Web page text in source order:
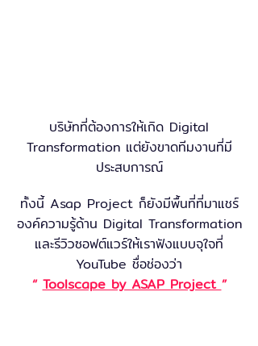
บริษัทที่ต้องการให้เกิด Digital
Transformation แต่ยังขาดทีมงานที่มี
ประสบการณ์
ทั้งนี้ Asap Project ก็ยังมีพื้นที่ที่มาแชร์
องค์ความรู้ด้าน Digital Transformation
และรีวิวซอฟต์แวร์ให้เราฟังแบบจุใจที่
YouTube ชื่อช่องว่า
“Toolscape by ASAP Project”